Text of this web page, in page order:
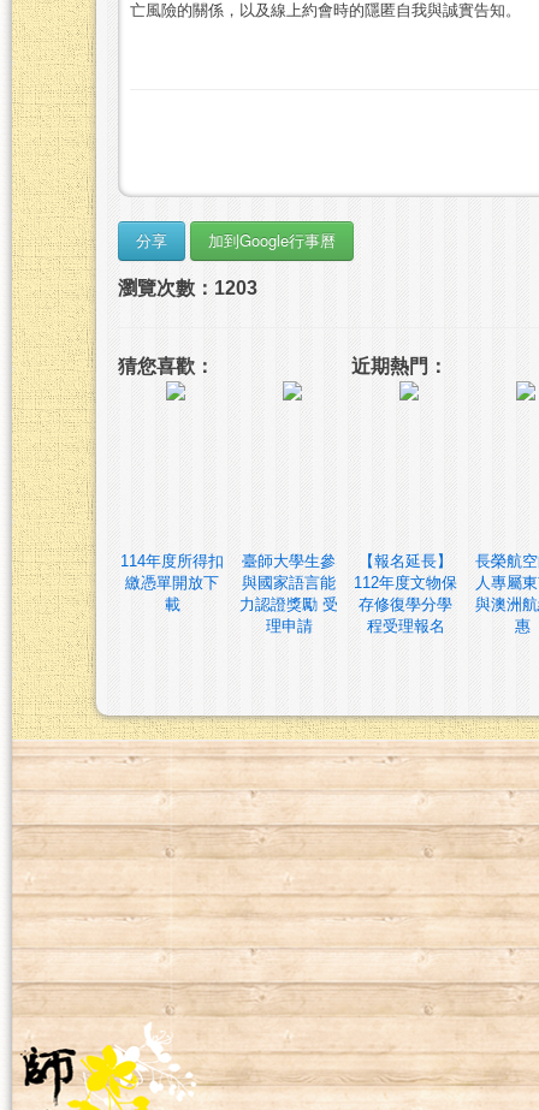
亡風險的關係，以及線上約會時的隱匿⾃我與誠實告知。
瀏覽次數：1203
猜您喜歡：
114年度所得扣
繳憑單開放下
載
臺師大學生參
與國家語言能
力認證獎勵 受
理申請
近期熱門：
【報名延長】
112年度文物保
存修復學分學
程受理報名
長榮航
人專屬
與澳洲
惠